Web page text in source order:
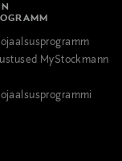
MyStockmann